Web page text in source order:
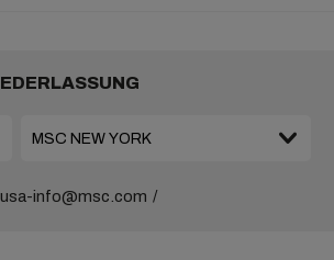
usa-info@msc.com